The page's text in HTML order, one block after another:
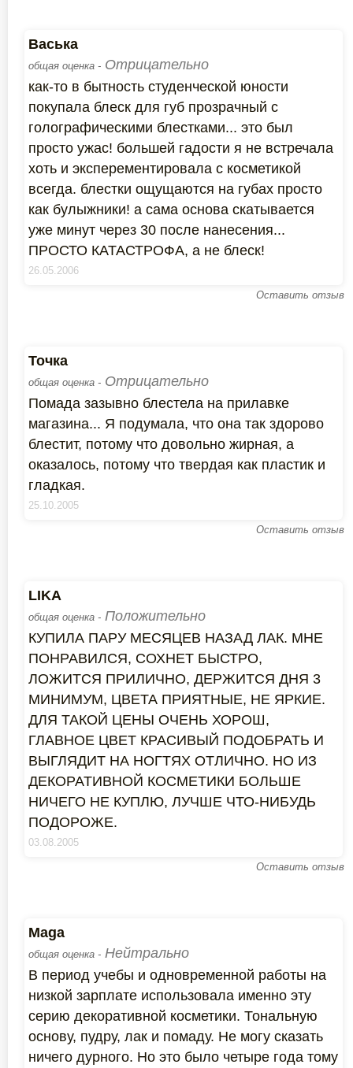
Васька
общая оценка - Отрицательно
как-то в бытность студенческой юности
покупала блеск для губ прозрачный с
голографическими блестками... это был
просто ужас! большей гадости я не встречала
хоть и эксперементировала с косметикой
всегда. блестки ощущаются на губах просто
как булыжники! а сама основа скатывается
уже минут через 30 после нанесения...
ПРОСТО КАТАСТРОФА, а не блеск!
26.05.2006
Оставить отзыв
Точка
общая оценка - Отрицательно
Помада зазывно блестела на прилавке
магазина... Я подумала, что она так здорово
блестит, потому что довольно жирная, а
оказалось, потому что твердая как пластик и
гладкая.
25.10.2005
Оставить отзыв
LIKA
общая оценка - Положительно
КУПИЛА ПАРУ МЕСЯЦЕВ НАЗАД ЛАК. МНЕ
ПОНРАВИЛСЯ, СОХНЕТ БЫСТРО,
ЛОЖИТСЯ ПРИЛИЧНО, ДЕРЖИТСЯ ДНЯ 3
МИНИМУМ, ЦВЕТА ПРИЯТНЫЕ, НЕ ЯРКИЕ.
ДЛЯ ТАКОЙ ЦЕНЫ ОЧЕНЬ ХОРОШ,
ГЛАВНОЕ ЦВЕТ КРАСИВЫЙ ПОДОБРАТЬ И
ВЫГЛЯДИТ НА НОГТЯХ ОТЛИЧНО. НО ИЗ
ДЕКОРАТИВНОЙ КОСМЕТИКИ БОЛЬШЕ
НИЧЕГО НЕ КУПЛЮ, ЛУЧШЕ ЧТО-НИБУДЬ
ПОДОРОЖЕ.
03.08.2005
Оставить отзыв
Maga
общая оценка - Нейтрально
В период учебы и одновременной работы на
низкой зарплате использовала именно эту
серию декоративной косметики. Тональную
основу, пудру, лак и помаду. Не могу сказать
ничего дурного. Но это было четыре года тому